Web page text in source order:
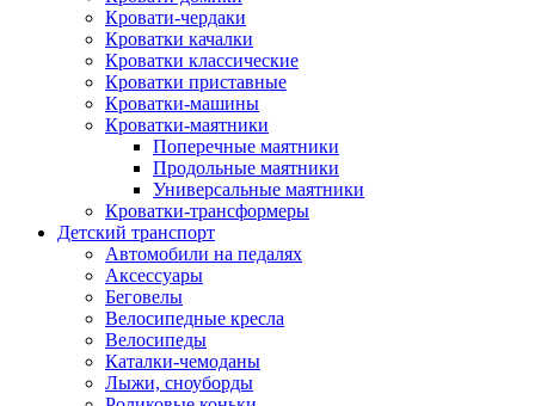
Кровати-чердаки
Кроватки качалки
Кроватки классические
Кроватки приставные
Кроватки-машины
Кроватки-маятники
Поперечные маятники
Продольные маятники
Универсальные маятники
Кроватки-трансформеры
Детский транспорт
Автомобили на педалях
Аксессуары
Беговелы
Велосипедные кресла
Велосипеды
Каталки-чемоданы
Лыжи, сноуборды